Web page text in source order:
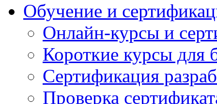
Обучение и
Онлайн-курсы и
Короткие курсы для
Сертификация
Проверка